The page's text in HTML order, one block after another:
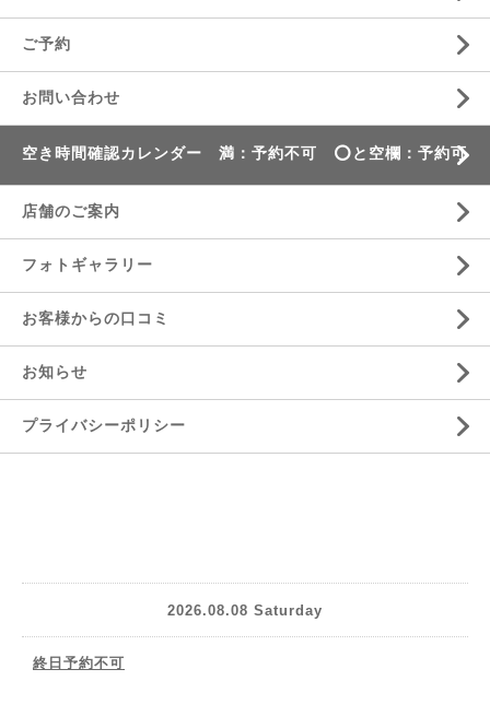
ご予約
お問い合わせ
空き時間確認カレンダー 満：予約不可 ⭕️と空欄：予約可
店舗のご案内
フォトギャラリー
お客様からの口コミ
お知らせ
プライバシーポリシー
2026.08.08 Saturday
終日予約不可